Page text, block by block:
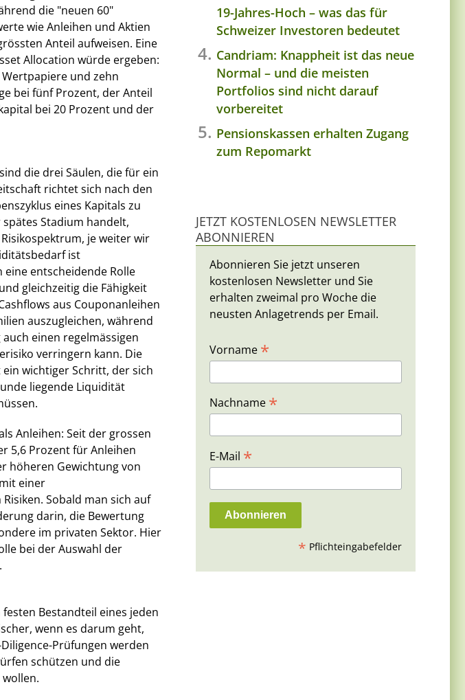
die "neuen 60"
wie Anleihen und Aktien
Anteil aufweisen. Eine
Allocation würde ergeben:
und zehn
bei fünf Prozent, der Anteil
bei 20 Prozent und der
die drei Säulen, die für ein
richtet sich nach den
eines Kapitals zu
Stadium handelt,
je weiter wir
ist
entscheidende Rolle
gleichzeitig die Fähigkeit
aus Couponanleihen
auszugleichen, während
einen regelmässigen
verringern kann. Die
wichtiger Schritt, der sich
liegende Liquidität
Anleihen: Seit der grossen
5,6 Prozent für Anleihen
höheren Gewichtung von
einer
Sobald man sich auf
darin, die Bewertung
im privaten Sektor. Hier
bei der Auswahl der
Bestandteil eines jeden
wenn es darum geht,
Prüfungen werden
schützen und die
19-Jahres-Hoch – was das für
Schweizer Investoren bedeutet
Candriam: Knappheit ist das neue
Normal – und die meisten
Portfolios sind nicht darauf
vorbereitet
Pensionskassen erhalten Zugang
zum Repomarkt
JETZT KOSTENLOSEN NEWSLETTER
ABONNIEREN
Abonnieren Sie jetzt unseren
kostenlosen Newsletter und Sie
erhalten zweimal pro Woche die
neusten Anlagetrends per Email.
Vorname *
Nachname *
E-Mail *
* Pflichteingabefelder